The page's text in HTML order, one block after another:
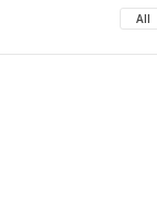
All